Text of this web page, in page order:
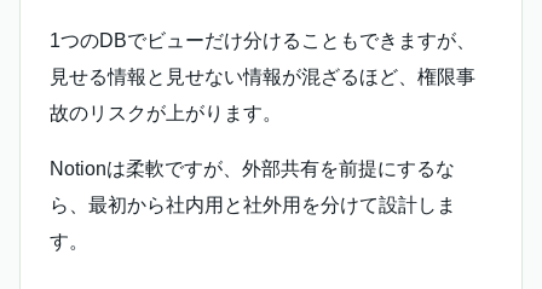
1つのDBでビューだけ分けることもできますが、
見せる情報と見せない情報が混ざるほど、権限事
故のリスクが上がります。
Notionは柔軟ですが、外部共有を前提にするな
ら、最初から社内用と社外用を分けて設計しま
す。